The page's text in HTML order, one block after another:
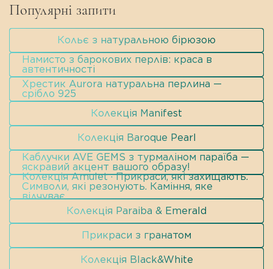
Популярні запити
Кольє з натуральною бірюзою
Намисто з барокових перлів: краса в
автентичності
Хрестик Aurora натуральна перлина —
срібло 925
Колекція Manifest
Колекція Baroque Pearl
Каблучки AVE GEMS з турмаліном параїба —
яскравий акцент вашого образу!
Колекція Amulet · Прикраси, які захищають.
Символи, які резонують. Каміння, яке
відчуває.
Колекція Paraiba & Emerald
Прикраси з гранатом
Колекція Black&White